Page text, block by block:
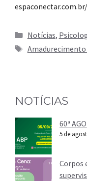
Categorias
Notícias,
Tags
Amadurecimento
NOTÍCIAS
60ª
5 de
Corpos